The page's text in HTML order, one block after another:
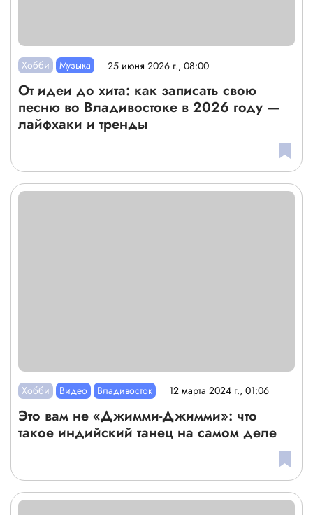
Хобби Музыка 25 июня 2026 г., 08:00
От идеи до хита: как записать свою
песню во Владивостоке в 2026 году —
лайфхаки и тренды
Хобби Видео Владивосток 12 марта 2024 г., 01:06
Это вам не «Джимми-Джимми»: что
такое индийский танец на самом деле